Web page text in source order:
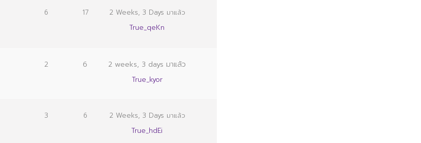
6 17
2 Weeks, 3 Days มาแล้ว
True_qeKn
2 6 2 weeks, 3 days มาแล้ว
True_kyor
3 6
2 Weeks, 3 Days มาแล้ว
True_hdEi